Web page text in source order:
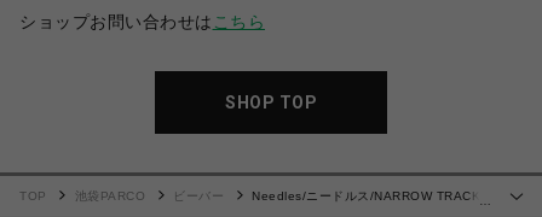
ショップお問い合わせは こちら
SHOP TOP
TOP 池袋PARCO ビーバー
Needles/ニードルス/NARROW TRACK